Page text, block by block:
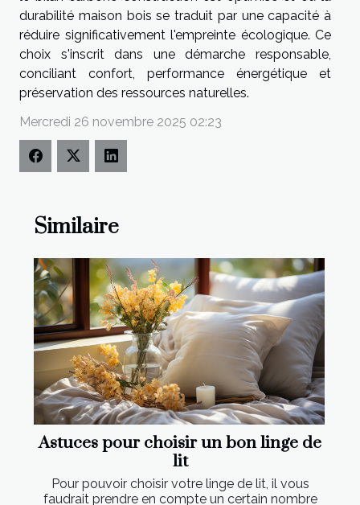
durabilité maison bois se traduit par une capacité à
réduire significativement l'empreinte écologique. Ce
choix s'inscrit dans une démarche responsable,
conciliant confort, performance énergétique et
préservation des ressources naturelles.
Mercredi 26 novembre 2025 02:23
Similaire
Astuces pour choisir un bon linge de
lit
Pour pouvoir choisir votre linge de lit, il vous
faudrait prendre en compte un certain nombre